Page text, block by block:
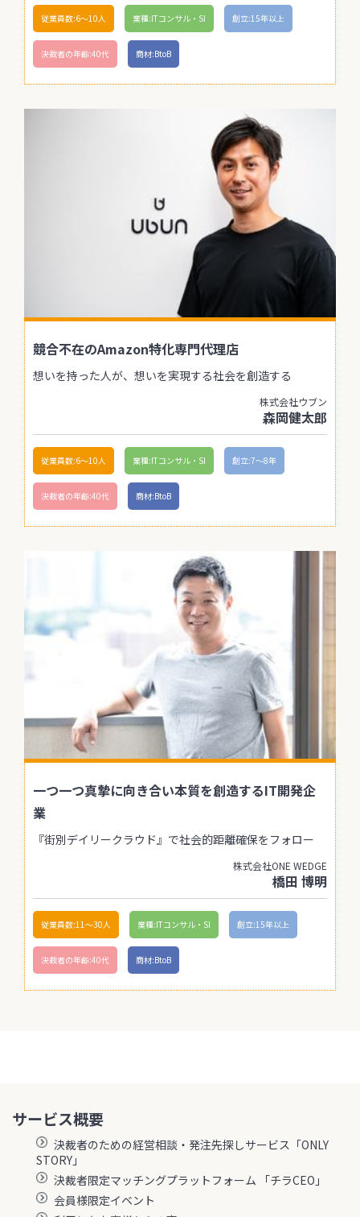
従業員数:6～10人 業種:ITコンサル・SI 創立:15年以上
決裁者の年齢:40代 商材:BtoB
競合不在のAmazon特化専門代理店
想いを持った人が、想いを実現する社会を創造する
株式会社ウブン
森岡健太郎
従業員数:6～10人 業種:ITコンサル・SI 創立:7〜8年
決裁者の年齢:40代 商材:BtoB
一つ一つ真摯に向き合い本質を創造するIT開発企
業
『街別デイリークラウド』で社会的距離確保をフォロー
株式会社ONE WEDGE
橋田 博明
従業員数:11〜30人 業種:ITコンサル・SI 創立:15年以上
決裁者の年齢:40代 商材:BtoB
サービス概要
決裁者のための経営相談・発注先探しサービス「ONLY
STORY」
決裁者限定マッチングプラットフォーム 「チラCEO」
会員様限定イベント